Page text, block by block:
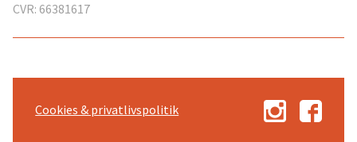
CVR: 66381617
Cookies & privatlivspolitik